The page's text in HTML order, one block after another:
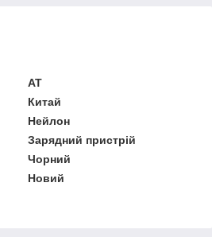
AT
Китай
Нейлон
Зарядний пристрій
Чорний
Новий